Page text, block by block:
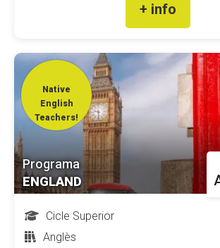
+ info
Native
English
Teachers!
Programa
ENGLAND
Cicle Superior
Anglès